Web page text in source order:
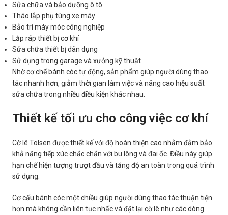
Sửa chữa và bảo dưỡng ô tô
Tháo lắp phụ tùng xe máy
Bảo trì máy móc công nghiệp
Lắp ráp thiết bị cơ khí
Sửa chữa thiết bị dân dụng
Sử dụng trong garage và xưởng kỹ thuật
Nhờ cơ chế bánh cóc tự động, sản phẩm giúp người dùng thao
tác nhanh hơn, giảm thời gian làm việc và nâng cao hiệu suất
sửa chữa trong nhiều điều kiện khác nhau.
Thiết kế tối ưu cho công việc cơ khí
Cờ lê Tolsen được thiết kế với độ hoàn thiện cao nhằm đảm bảo
khả năng tiếp xúc chắc chắn với bu lông và đai ốc. Điều này giúp
hạn chế hiện tượng trượt đầu và tăng độ an toàn trong quá trình
sử dụng.
Cơ cấu bánh cóc một chiều giúp người dùng thao tác thuận tiện
hơn mà không cần liên tục nhấc và đặt lại cờ lê như các dòng